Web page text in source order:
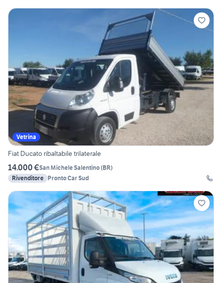
Vetrina
Fiat Ducato ribaltabile trilaterale
14.000 €San Michele Salentino(BR)
Rivenditore Pronto Car Sud